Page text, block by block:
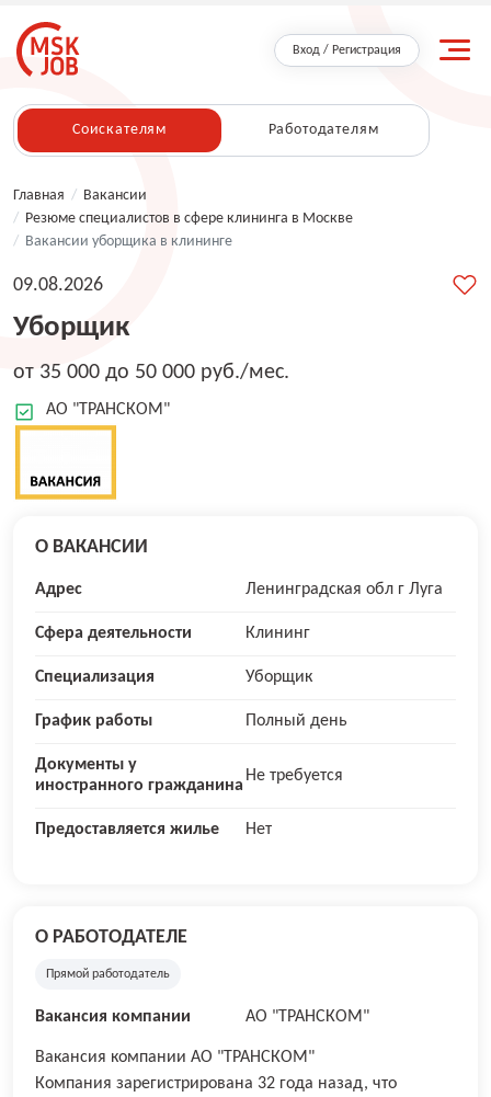
Вход / Регистрация
Соискателям Работодателям
Главная / Вакансии
/ Резюме специалистов в сфере клининга в Москве
/ Вакансии уборщика в клининге
Уборщик
09.08.2026
от 35 000 до 50 000 руб./мес.
АО "ТРАНСКОМ"
О ВАКАНСИИ
Адрес Ленинградская обл г Луга
Сфера деятельности Клининг
Специализация Уборщик
График работы Полный день
Документы у
иностранного гражданина
Не требуется
Предоставляется жилье Нет
О РАБОТОДАТЕЛЕ
Прямой работодатель
Вакансия компании АО "ТРАНСКОМ"
Вакансия компании АО "ТРАНСКОМ"
Компания зарегистрирована 32 года назад, что